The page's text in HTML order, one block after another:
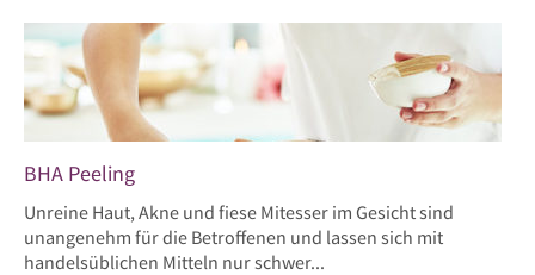
BHA Peeling
Unreine Haut, Akne und fiese Mitesser im Gesicht sind
unangenehm für die Betroffenen und lassen sich mit
handelsüblichen Mitteln nur schwer...